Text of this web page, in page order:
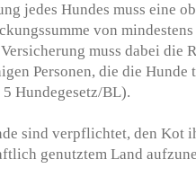
jedes Hundes muss eine
von
muss dabei die
Personen, die die
Hundegesetz/BL).
sind verpflichtet, den Kot
genutztem Land